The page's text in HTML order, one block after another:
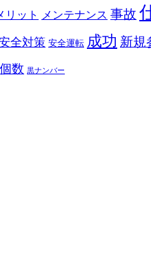
リット メンテナンス 事故
全対策 安全運転 成功 新規
数 黒ナンバー